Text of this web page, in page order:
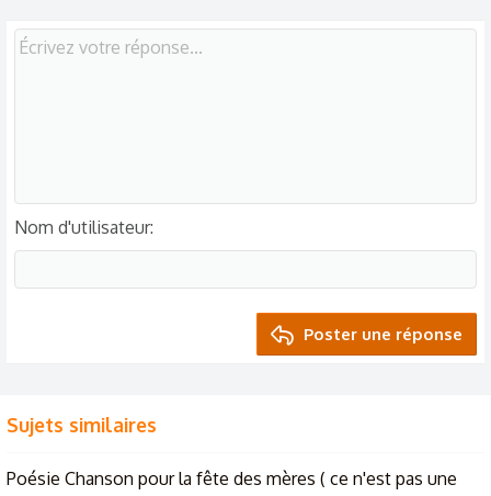
Nom d'utilisateur
Poster une réponse
Sujets similaires
Poésie Chanson pour la fête des mères ( ce n'est pas une